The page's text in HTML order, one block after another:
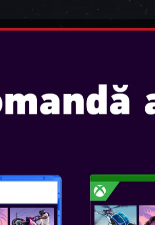
CONTROLLER
POWERA
Console: SWITCH 2